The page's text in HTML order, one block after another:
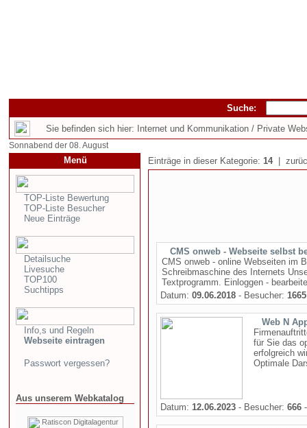
Suche:
Sie befinden sich hier: Internet und Kommunikation / Private
Sonnabend der 08. August
Menü
TOP-Liste Bewertung
TOP-Liste Besucher
Neue Einträge
Detailsuche
Livesuche
TOP100
Suchtipps
Info,s und Regeln
Webseite eintragen
Passwort vergessen?
Aus unserem Webkatalog
Einträge in dieser Kategorie: 14|
CMS onweb - Webseite selbst
CMS onweb - online Webseiten im
Schreibmaschine des Internets
Textprogramm. Einloggen -
Datum: 09.06.2018 - Besucher: 1665
Web N
für Sie das
erfolgreich
Optimale
Datum: 12.06.2023 - Besucher: 666